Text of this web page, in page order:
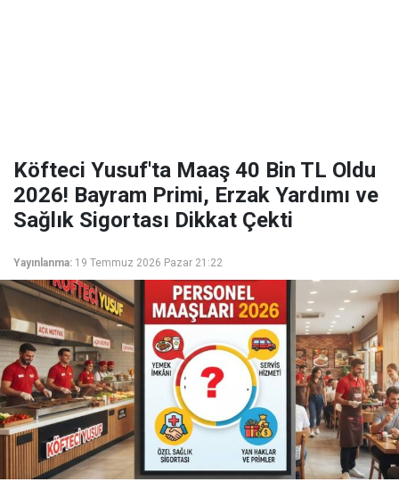
Köfteci Yusuf'ta Maaş 40 Bin TL Oldu
2026! Bayram Primi, Erzak Yardımı ve
Sağlık Sigortası Dikkat Çekti
Yayınlanma: 19 Temmuz 2026 Pazar 21:22